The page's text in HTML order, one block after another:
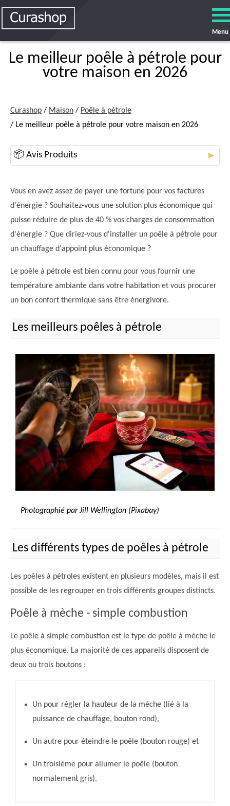
Menu
Le meilleur poêle à pétrole pour
votre maison en 2026
Curashop / Maison / Poêle à pétrole
/ Le meilleur poêle à pétrole pour votre maison en 2026
📦 Avis Produits ▼
Vous en avez assez de payer une fortune pour vos factures
d'énergie ? Souhaitez-vous une solution plus économique qui
puisse réduire de plus de 40 % vos charges de consommation
d'énergie ? Que diriez-vous d'installer un poêle à pétrole pour
un chauffage d'appoint plus économique ?
Le poêle à pétrole est bien connu pour vous fournir une
température ambiante dans votre habitation et vous procurer
un bon confort thermique sans être énergivore.
Les meilleurs poêles à pétrole
Photographié par Jill Wellington (Pixabay)
Les différents types de poêles à pétrole
Les poêles à pétroles existent en plusieurs modèles, mais il est
possible de les regrouper en trois différents groupes distincts.
Poêle à mèche - simple combustion
Le poêle à simple combustion est le type de poêle à mèche le
plus économique. La majorité de ces appareils disposent de
deux ou trois boutons :
Un pour régler la hauteur de la mèche (lié à la
puissance de chauffage, bouton rond),
Un autre pour éteindre le poêle (bouton rouge) et
Un troisième pour allumer le poêle (bouton
normalement gris).